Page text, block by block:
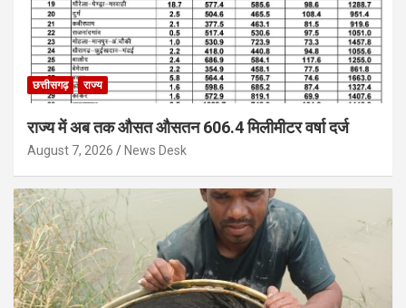
छत्तीसगढ़ राज्य
राज्य में अब तक औसत औसतन 606.4 मिलीमीटर वर्षा दर्ज
August 7, 2026 News Desk